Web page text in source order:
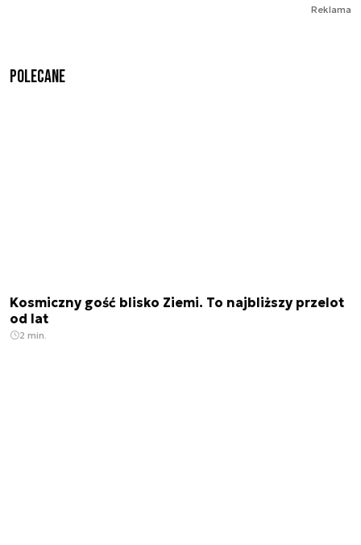
Reklama
Polecane
Kosmiczny gość blisko Ziemi. To najbliższy przelot
od lat
2 min.